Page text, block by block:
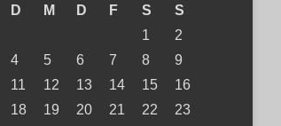
D M D F S
S
1
2
4 5 6 7 8
9
11 12 13 14 15
16
18 19 20 21 22
23